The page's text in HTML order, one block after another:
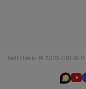
Telif Hakkı © 2025
